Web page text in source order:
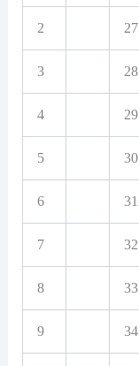
2 27
3 28
4 29
5 30
6 31
7 32
8 33
9 34